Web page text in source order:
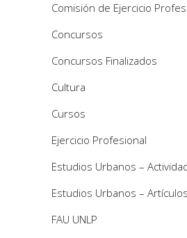
Comisión de Ejercicio
Concursos
Concursos Finalizados
Cultura
Cursos
Ejercicio Profesional
Estudios Urbanos –
Estudios Urbanos –
FAU UNLP